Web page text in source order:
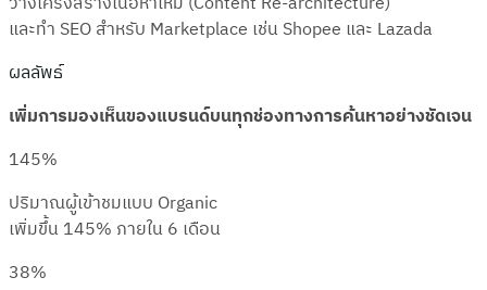
และทำ SEO สำหรับ Marketplace เช่น Shopee และ Lazada
ผลลัพธ์
เพิ่มการมองเห็นของแบรนด์บนทุกช่องทางการค้นหาอย่างชัดเจน
145%
ปริมาณผู้เข้าชมแบบ Organic
เพิ่มขึ้น 145% ภายใน 6 เดือน
38%